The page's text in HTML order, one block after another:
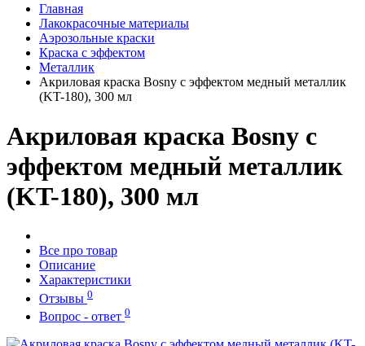
Главная
Лакокрасочные материалы
Аэрозольные краски
Краска с эффектом
Металлик
Акриловая краска Bosny с эффектом медный металлик
(KT-180), 300 мл
Акриловая краска Bosny с
эффектом медный металлик
(KT-180), 300 мл
Все про товар
Описание
Характеристики
Отзывы 0
Вопрос - ответ 0